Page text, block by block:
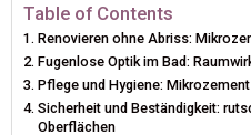
O
N
T
T
E
O
N
O
O
Table of Contents
Renovieren ohne Abriss:
Fugenlose Optik im Bad:
Pflege und Hygiene:
Sicherheit und Beständigkeit:
Oberflächen